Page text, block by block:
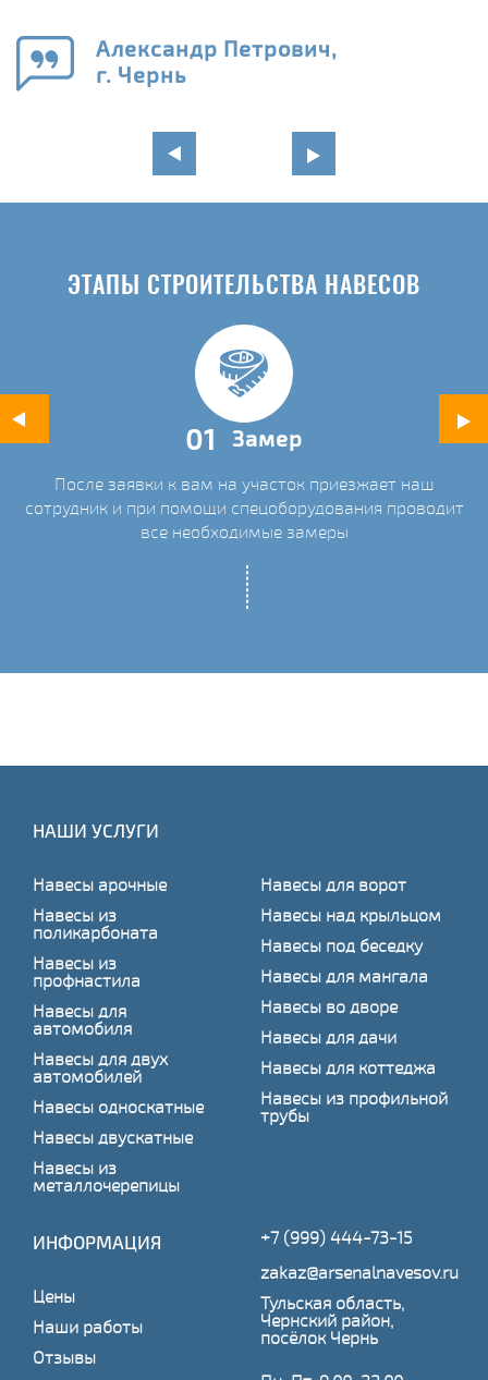
Александр Петрович,
г. Чернь
ЭТАПЫ СТРОИТЕЛЬСТВА НАВЕСОВ
01 Замер
После заявки к вам на участок приезжает наш
сотрудник и при помощи спецоборудования проводит
все необходимые замеры
НАШИ УСЛУГИ
Навесы арочные
Навесы из
поликарбоната
Навесы из
профнастила
Навесы для
автомобиля
Навесы для двух
автомобилей
Навесы односкатные
Навесы двускатные
Навесы из
металлочерепицы
Навесы для ворот
Навесы над крыльцом
Навесы под беседку
Навесы для мангала
Навесы во дворе
Навесы для дачи
Навесы для коттеджа
Навесы из профильной
трубы
ИНФОРМАЦИЯ
Цены
Наши работы
Отзывы
+7 (999) 444-73-15
zakaz@arsenalnavesov.ru
Тульская область,
Чернский район,
посёлок Чернь